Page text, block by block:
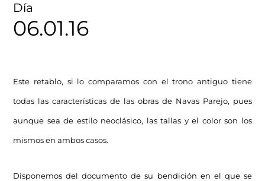
Día
06.01.16
Este retablo, si lo comparamos con el trono antiguo tiene
todas las características de las obras de Navas Parejo, pues
aunque sea de estilo neoclásico, las tallas y el color son los
mismos en ambos casos.
Disponemos del documento de su bendición en el que se